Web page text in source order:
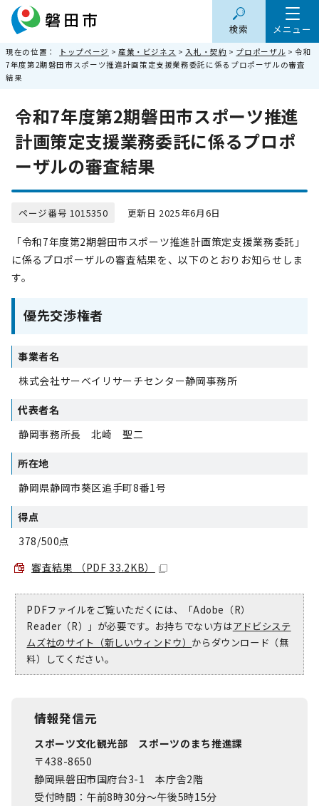
メニュー
検索
現在の位置： トップページ > 産業・ビジネス > 入札・契約 > プロポーザル > 令和
7年度第2期磐田市スポーツ推進計画策定支援業務委託に係るプロポーザルの審査
結果
令和7年度第2期磐田市スポーツ推進
計画策定支援業務委託に係るプロポ
ーザルの審査結果
ページ番号 1015350 更新日 2025年6月6日
「令和7年度第2期磐田市スポーツ推進計画策定支援業務委託」
に係るプロポーザルの審査結果を、以下のとおりお知らせしま
す。
優先交渉権者
事業者名
株式会社サーベイリサーチセンター静岡事務所
代表者名
静岡事務所長 北崎 聖二
所在地
静岡県静岡市葵区追手町8番1号
得点
378/500点
審査結果 （PDF 33.2KB）
PDFファイルをご覧いただくには、「Adobe（R）
Reader（R）」が必要です。お持ちでない方はアドビシステ
ムズ社のサイト（新しいウィンドウ） からダウンロード（無
料）してください。
情報発信元
スポーツ文化観光部 スポーツのまち推進課
〒438-8650
静岡県磐田市国府台3-1 本庁舎2階
受付時間：午前8時30分～午後5時15分